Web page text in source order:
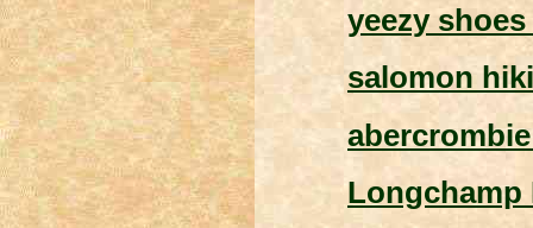
yeezy
salomon
Longchamp